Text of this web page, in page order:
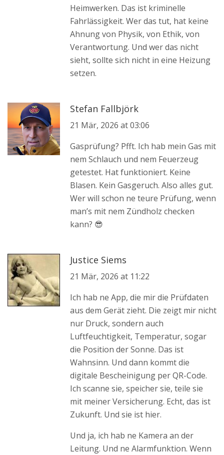
Heimwerken. Das ist kriminelle
Fahrlässigkeit. Wer das tut, hat keine
Ahnung von Physik, von Ethik, von
Verantwortung. Und wer das nicht
sieht, sollte sich nicht in eine Heizung
setzen.
Stefan Fallbjörk
21 Mär, 2026 at 03:06
Gasprüfung? Pfft. Ich hab mein Gas mit
nem Schlauch und nem Feuerzeug
getestet. Hat funktioniert. Keine
Blasen. Kein Gasgeruch. Also alles gut.
Wer will schon ne teure Prüfung, wenn
man’s mit nem Zündholz checken
kann? 😎
Justice Siems
21 Mär, 2026 at 11:22
Ich hab ne App, die mir die Prüfdaten
aus dem Gerät zieht. Die zeigt mir nicht
nur Druck, sondern auch
Luftfeuchtigkeit, Temperatur, sogar
die Position der Sonne. Das ist
Wahnsinn. Und dann kommt die
digitale Bescheinigung per QR-Code.
Ich scanne sie, speicher sie, teile sie
mit meiner Versicherung. Echt, das ist
Zukunft. Und sie ist hier.
Und ja, ich hab ne Kamera an der
Leitung. Und ne Alarmfunktion. Wenn